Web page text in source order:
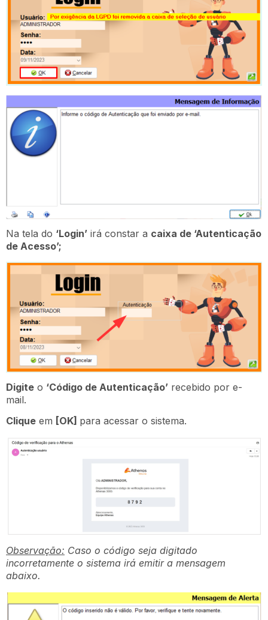
Na tela do ‘Login’ irá constar a caixa de ‘Autenticação
de Acesso’;
Digite o ‘Código de Autenticação’ recebido por e-
mail.
Clique em [OK] para acessar o sistema.
Observação: Caso o código seja digitado
incorretamente o sistema irá emitir a mensagem
abaixo.